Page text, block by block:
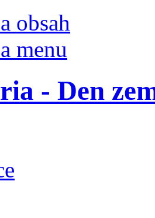
obsah
menu
- Den